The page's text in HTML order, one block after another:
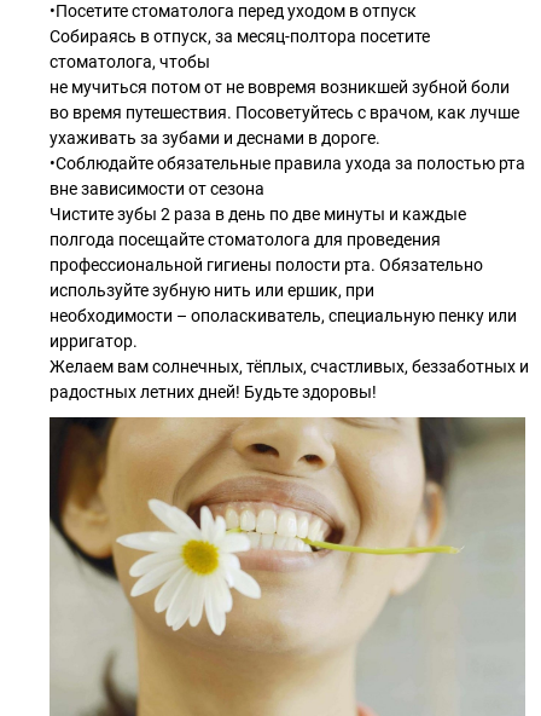
•Посетите стоматолога перед уходом в отпуск
Собираясь в отпуск, за месяц-полтора посетите
стоматолога, чтобы
не мучиться потом от не вовремя возникшей зубной боли
во время путешествия. Посоветуйтесь с врачом, как лучше
ухаживать за зубами и деснами в дороге.
•Соблюдайте обязательные правила ухода за полостью рта
вне зависимости от сезона
Чистите зубы 2 раза в день по две минуты и каждые
полгода посещайте стоматолога для проведения
профессиональной гигиены полости рта. Обязательно
используйте зубную нить или ершик, при
необходимости – ополаскиватель, специальную пенку или
ирригатор.
Желаем вам солнечных, тёплых, счастливых, беззаботных и
радостных летних дней! Будьте здоровы!